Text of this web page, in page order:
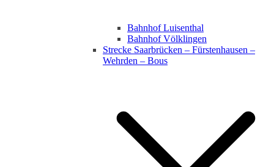
Bahnhof Luisenthal
Bahnhof Völklingen
Strecke Saarbrücken – Fürstenhausen –
Wehrden – Bous